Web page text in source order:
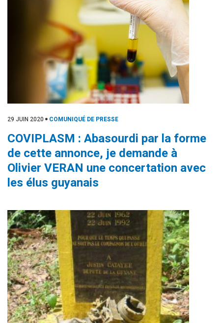
29 JUIN 2020 COMUNIQUÉ DE PRESSE
COVIPLASM : Abasourdi par la forme
de cette annonce, je demande à
Olivier VERAN une concertation avec
les élus guyanais